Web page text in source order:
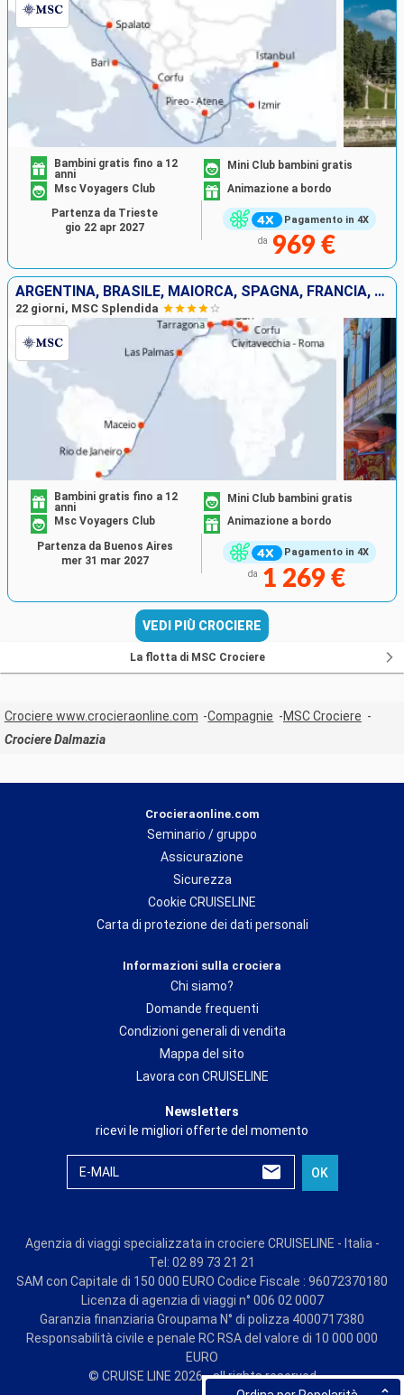
Pagamento in 4X
Bambini gratis fino a 12
anni
Mini Club bambini gratis
Msc Voyagers Club
Animazione a bordo
da 969 €
Partenza da Trieste
gio 22 apr 2027
ARGENTINA, BRASILE, MAIORCA, SPAGNA, FRANCIA, GRECIA, ITALIA
22 giorni, MSC Splendida
Pagamento in 4X
Bambini gratis fino a 12
anni
Mini Club bambini gratis
Msc Voyagers Club
Animazione a bordo
da 1 269 €
Partenza da Buenos Aires
mer 31 mar 2027
VEDI PIÙ CROCIERE
La flotta di MSC Crociere
Crociere www.crocieraonline.com Compagnie
MSC Crociere
Crociere Dalmazia
Crocieraonline.com
Seminario / gruppo
Assicurazione
Sicurezza
Cookie CRUISELINE
Carta di protezione dei dati personali
Informazioni sulla crociera
Chi siamo?
Domande frequenti
Condizioni generali di vendita
Mappa del sito
Lavora con CRUISELINE
Newsletters
ricevi le migliori offerte del momento
E-MAIL OK
Agenzia di viaggi specializzata in crociere CRUISELINE - Italia -
Tel: 02 89 73 21 21
SAM con Capitale di 150 000 EURO Codice Fiscale : 96072370180
Licenza di agenzia di viaggi n° 006 02 0007
Garanzia finanziaria Groupama N° di polizza 4000717380
Responsabilità civile e penale RC RSA del valore di 10 000 000
EURO
© CRUISE LINE 2026 - all rights reserved